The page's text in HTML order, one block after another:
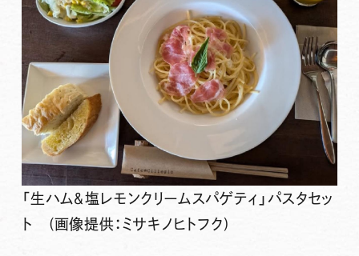
「生ハム＆塩レモンクリームスパゲティ」パスタセッ
ト (画像提供：ミサキノヒトフク)